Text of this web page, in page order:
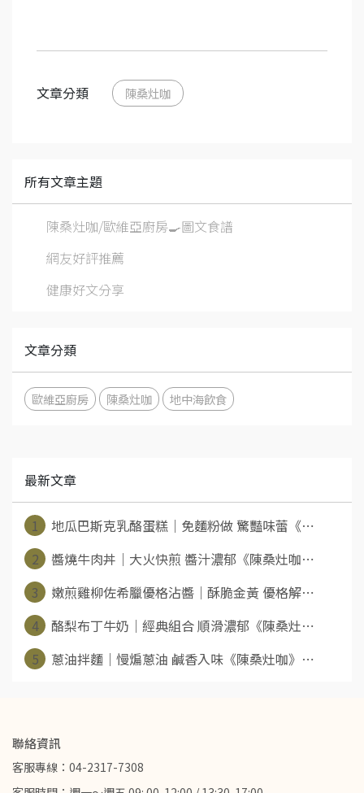
文章分類 陳桑灶咖
所有文章主題
陳桑灶咖/歐維亞廚房🍳圖文食譜
網友好評推薦
健康好文分享
文章分類
歐維亞廚房 陳桑灶咖 地中海飲食
最新文章
1
地瓜巴斯克乳酪蛋糕｜免麵粉做 驚豔味蕾《⋯
2
醬燒牛肉丼｜大火快煎 醬汁濃郁《陳桑灶咖⋯
3
嫩煎雞柳佐希臘優格沾醬｜酥脆金黃 優格解⋯
4
酪梨布丁牛奶｜經典組合 順滑濃郁《陳桑灶⋯
5
蔥油拌麵｜慢煸蔥油 鹹香入味《陳桑灶咖》⋯
聯絡資訊
客服專線：04-2317-7308